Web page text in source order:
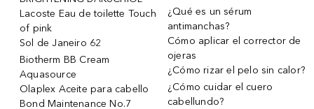
Lacoste Eau de toilette Touch
of pink
Sol de Janeiro 62
Biotherm BB Cream
Aquasource
Olaplex Aceite para cabello
Bond Maintenance No.7
¿Qué es un sérum
antimanchas?
Cómo aplicar el corrector de
ojeras
¿Cómo rizar el pelo sin calor?
¿Cómo cuidar el cuero
cabellundo?